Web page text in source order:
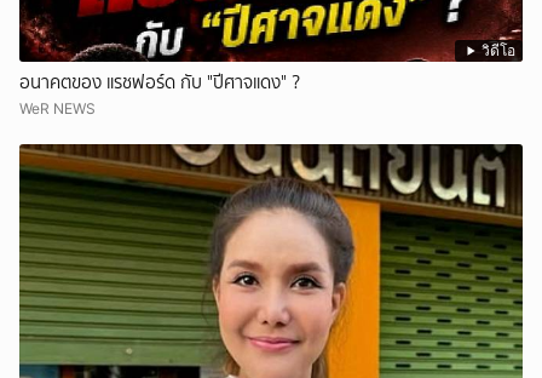
วิดีโอ
อนาคตของ แรชฟอร์ด กับ "ปีศาจแดง" ?
WeR NEWS